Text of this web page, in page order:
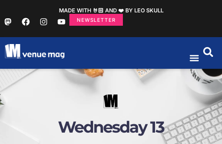
MADE WITH 🤘🏻 AND ❤️ BY LEO SKULL
NEWSLETTER
Wednesday 13